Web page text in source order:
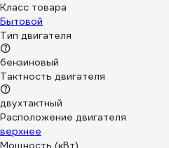
Класс товара
Бытовой
Тип двигателя
бензиновый
Тактность двигателя
двухтактный
Расположение двигателя
верхнее
Мощность (кВт)